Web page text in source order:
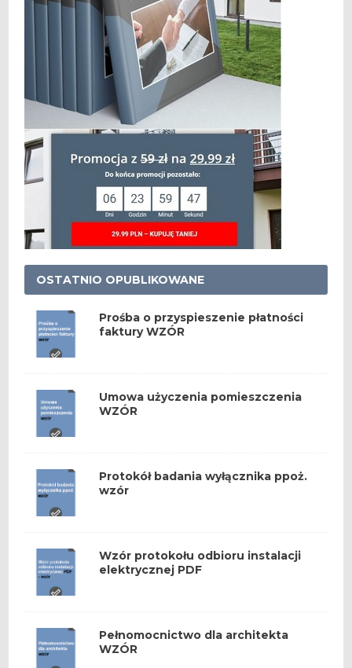
OSTATNIO OPUBLIKOWANE
Prośba o przyspieszenie płatności
faktury WZÓR
Umowa użyczenia pomieszczenia
WZÓR
Protokół badania wyłącznika ppoż.
wzór
Wzór protokołu odbioru instalacji
elektrycznej PDF
Pełnomocnictwo dla architekta
WZÓR